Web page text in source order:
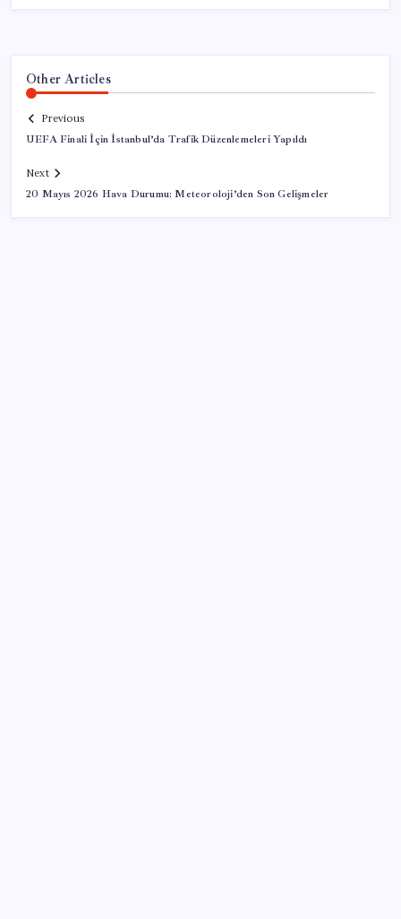
Other Articles
Previous
UEFA Finali İçin İstanbul’da Trafik Düzenlemeleri Yapıldı
Next
20 Mayıs 2026 Hava Durumu: Meteoroloji’den Son Gelişmeler